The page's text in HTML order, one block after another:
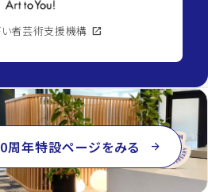
者芸術支援機構 open_in_new
周年特設ページをみる arrow_forward